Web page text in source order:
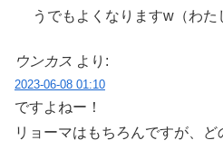
うでもよくなりますw（わた
ウンカス より:
2023-06-08 01:10
ですよねー！
リョーマはもちろんですが、ど